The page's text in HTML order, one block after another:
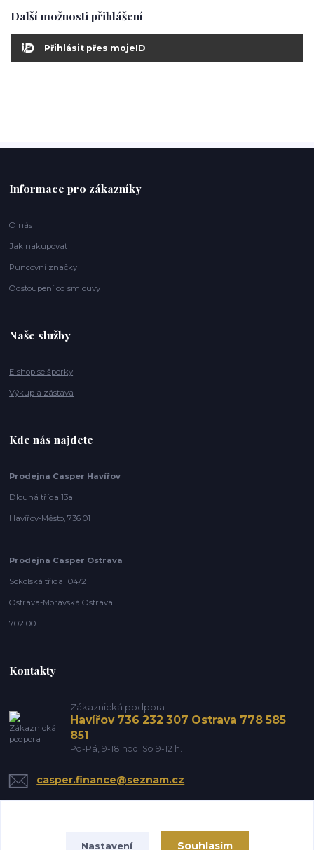
Další možnosti přihlášení
Přihlásit přes mojeID
Informace pro zákazníky
O nás
Jak nakupovat
Puncovní značky
Odstoupení od smlouvy
Naše služby
E-shop se šperky
Výkup a zástava
Kde nás najdete
Prodejna Casper Havířov
Dlouhá třída 13a
Havířov-Město, 736 01
Prodejna Casper Ostrava
Sokolská třída 104/2
Ostrava-Moravská Ostrava
702 00
Kontakty
Zákaznická podpora
Havířov 736 232 307 Ostrava 778 585
851
Po-Pá, 9-18 hod. So 9-12 h.
casper.finance@seznam.cz
Nastavení Souhlasím